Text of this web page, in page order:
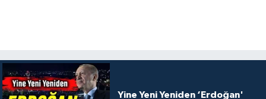
Yine Yeni Yeniden ‘Erdoğan'